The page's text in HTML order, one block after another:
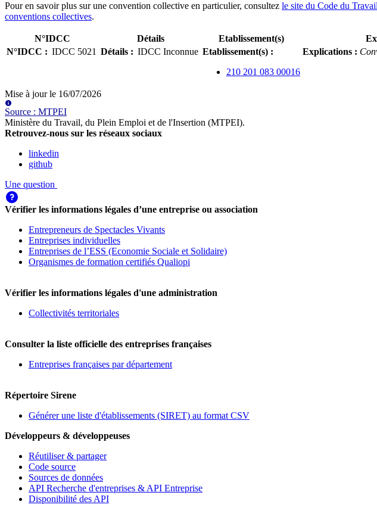
Pour en savoir plus sur une convention collective en particulier, consultez le site du Code du
conventions collectives.
N°IDCC Détails Etablissement(s)
N°IDCC : IDCC 5021 Détails : IDCC Inconnue Etablissement(s) :
210 201 083 00016
Explications :
Mise à jour le 16/07/2026
Source : MTPEI
Ministère du Travail, du Plein Emploi et de l'Insertion (MTPEI).
Retrouvez-nous sur les réseaux sociaux
linkedin
github
Une question
Vérifier les informations légales d’une entreprise ou association
Entrepreneurs de Spectacles Vivants
Entreprises individuelles
Entreprises de l’ESS (Economie Sociale et Solidaire)
Organismes de formation certifiés Qualiopi
Vérifier les informations légales d'une administration
Collectivités territoriales
Consulter la liste officielle des entreprises françaises
Entreprises françaises par département
Répertoire Sirene
Générer une liste d'établissements (SIRET) au format CSV
Développeurs & développeuses
Réutiliser & partager
Code source
Sources de données
API Recherche d'entreprises & API Entreprise
Disponibilité des API